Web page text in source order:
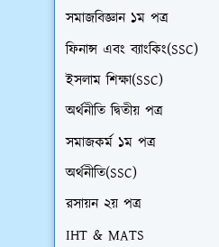
সমাজবিজ্ঞান ১ম পত্র
ফিনান্স এবং ব্যাংকিং(SSC)
ইসলাম শিক্ষা(SSC)
অর্থনীতি দ্বিতীয় পত্র
সমাজকর্ম ১ম পত্র
অর্থনীতি(SSC)
রসায়ন ২য় পত্র
IHT & MATS